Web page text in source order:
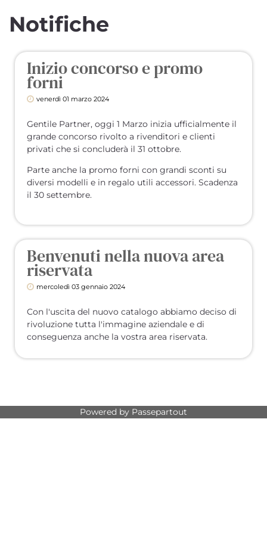
Notifiche
Inizio concorso e promo
forni
venerdì 01 marzo 2024
Gentile Partner, oggi 1 Marzo inizia ufficialmente il
grande concorso rivolto a rivenditori e clienti
privati che si concluderà il 31 ottobre.
Parte anche la promo forni con grandi sconti su
diversi modelli e in regalo utili accessori. Scadenza
il 30 settembre.
Benvenuti nella nuova area
riservata
mercoledì 03 gennaio 2024
Con l'uscita del nuovo catalogo abbiamo deciso di
rivoluzione tutta l'immagine aziendale e di
conseguenza anche la vostra area riservata.
Powered by Passepartout